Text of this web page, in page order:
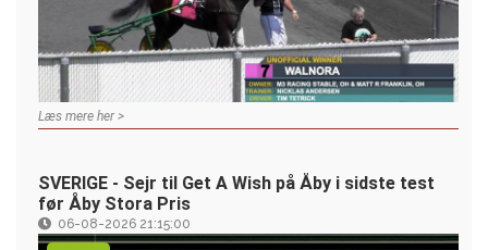
Læs mere her >
SVERIGE - Sejr til Get A Wish på Åby i sidste test
før Åby Stora Pris
06-08-2026 21:15:00